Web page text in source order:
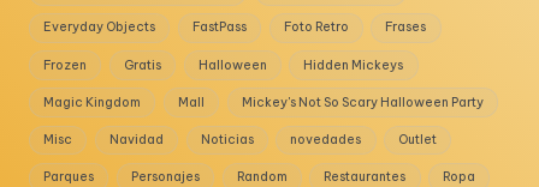
Everyday Objects FastPass Foto Retro Frases
Frozen Gratis Halloween Hidden Mickeys
Magic Kingdom Mall Mickey's Not So Scary Halloween Party
Misc Navidad Noticias novedades Outlet
Parques Personajes Random Restaurantes Ropa